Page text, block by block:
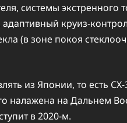
системы
круиз-
(в зоне покоя
из Японии, то есть
налажена на Дальнем
в 2020-м.